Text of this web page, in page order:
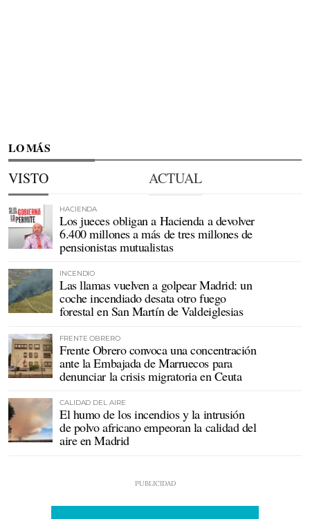
LO MÁS
VISTO ACTUAL
HACIENDA
Los jueces obligan a Hacienda a devolver
6.400 millones a más de tres millones de
pensionistas mutualistas
INCENDIO
Las llamas vuelven a golpear Madrid: un
coche incendiado desata otro fuego
forestal en San Martín de Valdeiglesias
FRENTE OBRERO
Frente Obrero convoca una concentración
ante la Embajada de Marruecos para
denunciar la crisis migratoria en Ceuta
CALIDAD DEL AIRE
El humo de los incendios y la intrusión
de polvo africano empeoran la calidad del
aire en Madrid